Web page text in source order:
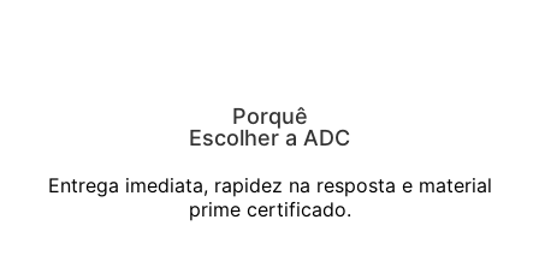
Porquê
Escolher a ADC
Entrega imediata, rapidez na resposta e material
prime certificado.